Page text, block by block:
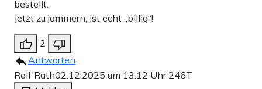
bestellt.
Jetzt zu jammern, ist echt „billig“!
2
Antworten
Ralf Rath02.12.2025 um 13:12 Uhr 246T